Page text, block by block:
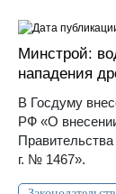
Минстрой:
нападения
В Госдуму
РФ «О
г. № 1467».